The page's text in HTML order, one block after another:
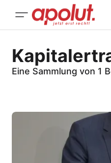
Eine Sammlung von 1